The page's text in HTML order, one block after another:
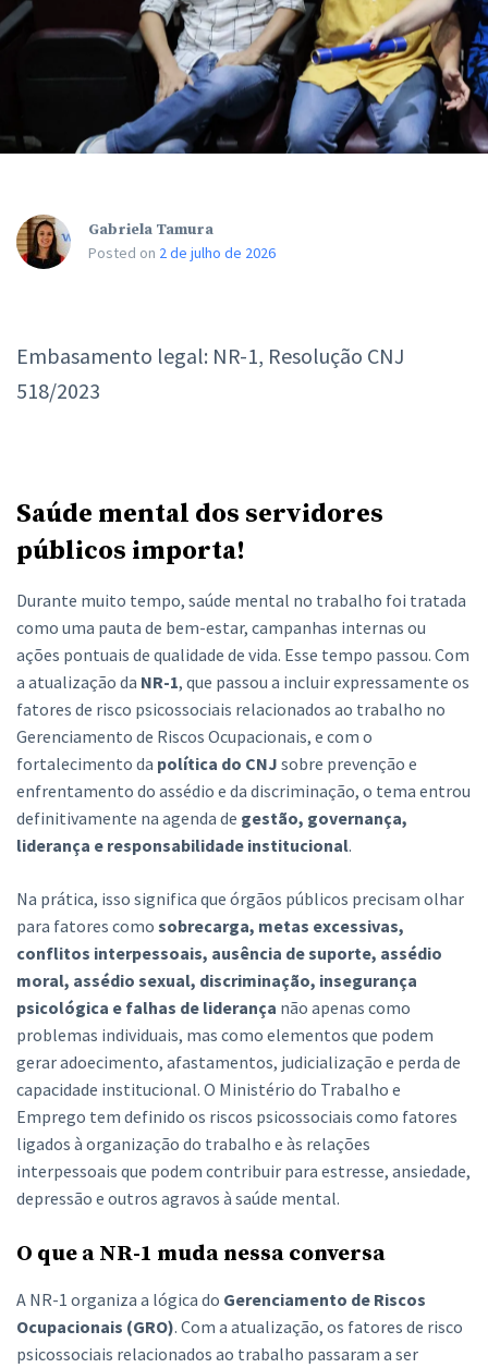
Gabriela Tamura
Posted on 2 de julho de 2026
Embasamento legal: NR-1, Resolução CNJ
518/2023
Saúde mental dos servidores
públicos importa!
Durante muito tempo, saúde mental no trabalho foi tratada
como uma pauta de bem-estar, campanhas internas ou
ações pontuais de qualidade de vida. Esse tempo passou. Com
a atualização da NR-1, que passou a incluir expressamente os
fatores de risco psicossociais relacionados ao trabalho no
Gerenciamento de Riscos Ocupacionais, e com o
fortalecimento da política do CNJ sobre prevenção e
enfrentamento do assédio e da discriminação, o tema entrou
definitivamente na agenda de gestão, governança,
liderança e responsabilidade institucional.
Na prática, isso significa que órgãos públicos precisam olhar
para fatores como sobrecarga, metas excessivas,
conflitos interpessoais, ausência de suporte, assédio
moral, assédio sexual, discriminação, insegurança
psicológica e falhas de liderança não apenas como
problemas individuais, mas como elementos que podem
gerar adoecimento, afastamentos, judicialização e perda de
capacidade institucional. O Ministério do Trabalho e
Emprego tem definido os riscos psicossociais como fatores
ligados à organização do trabalho e às relações
interpessoais que podem contribuir para estresse, ansiedade,
depressão e outros agravos à saúde mental.
O que a NR-1 muda nessa conversa
A NR-1 organiza a lógica do Gerenciamento de Riscos
Ocupacionais (GRO). Com a atualização, os fatores de risco
psicossociais relacionados ao trabalho passaram a ser